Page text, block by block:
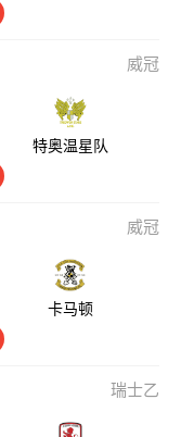
威冠
特奥温星队
威冠
卡马顿
瑞士乙